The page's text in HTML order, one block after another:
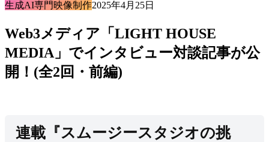
生成AI専門映像制作2025年4月25日
Web3メディア「LIGHT HOUSE
MEDIA」でインタビュー対談記事が公
開！(全2回・前編)
連載『スムージースタジオの挑